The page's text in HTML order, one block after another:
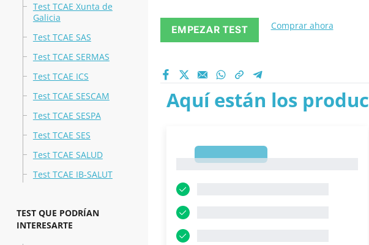
Test TCAE Xunta de
Galicia
Test TCAE SAS
Test TCAE SERMAS
Test TCAE ICS
Test TCAE SESCAM
Test TCAE SESPA
Test TCAE SES
Test TCAE SALUD
Test TCAE IB-SALUT
TEST QUE PODRÍAN
INTERESARTE
EMPEZAR TEST Comprar ahora
Aquí están los